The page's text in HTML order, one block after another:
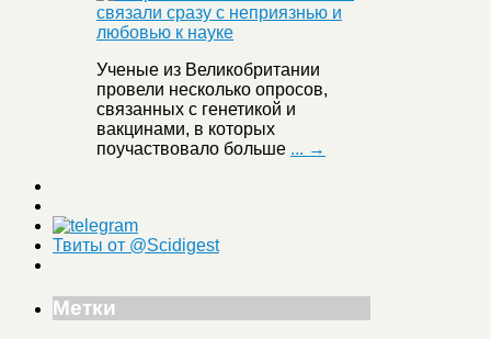
Ученые из Великобритании
провели несколько опросов,
связанных с генетикой и
вакцинами, в которых
поучаствовало больше ... →
Твиты от @Scidigest
Метки